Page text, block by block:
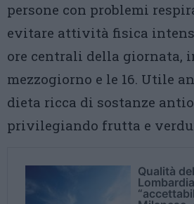
persone con problemi
evitare attività fisica
ore centrali della giornata,
mezzogiorno e le 16. Utile
dieta ricca di sostanze
privilegiando frutta e